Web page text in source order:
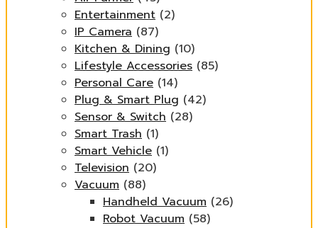
Entertainment (2)
IP Camera (87)
Kitchen & Dining (10)
Lifestyle Accessories (85)
Personal Care (14)
Plug & Smart Plug (42)
Sensor & Switch (28)
Smart Trash (1)
Smart Vehicle (1)
Television (20)
Vacuum (88)
Handheld Vacuum (26)
Robot Vacuum (58)